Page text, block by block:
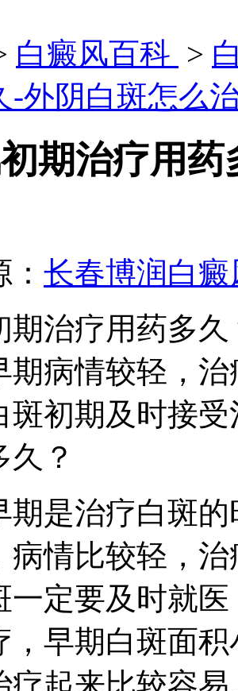
白癜风百科 >
-外阴白斑怎么
期治疗用
长春博润白癜
期治疗用药多
期病情较轻，
斑初期及时接
久？
期是治疗白斑
病情比较轻，
一定要及时就
，早期白斑面